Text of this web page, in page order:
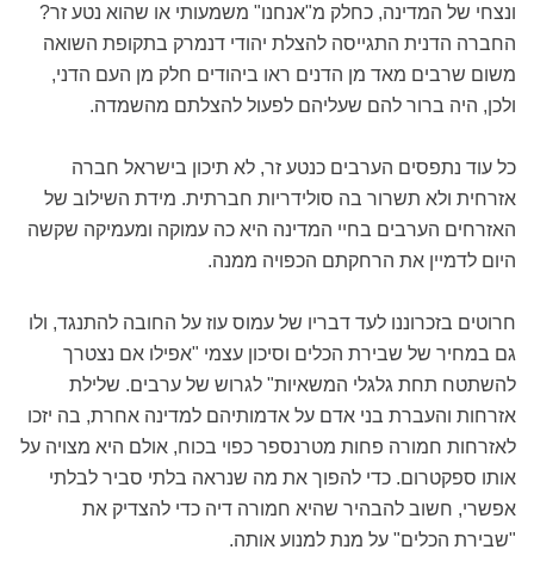
ונצחי של המדינה, כחלק מ"אנחנו" משמעותי או שהוא נטע זר?
החברה הדנית התגייסה להצלת יהודי דנמרק בתקופת השואה
משום שרבים מאד מן הדנים ראו ביהודים חלק מן העם הדני,
ולכן, היה ברור להם שעליהם לפעול להצלתם מהשמדה.
כל עוד נתפסים הערבים כנטע זר, לא תיכון בישראל חברה
אזרחית ולא תשרור בה סולידריות חברתית. מידת השילוב של
האזרחים הערבים בחיי המדינה היא כה עמוקה ומעמיקה שקשה
היום לדמיין את הרחקתם הכפויה ממנה.
חרוטים בזכרוננו לעד דבריו של עמוס עוז על החובה להתנגד, ולו
גם במחיר של שבירת הכלים וסיכון עצמי "אפילו אם נצטרך
להשתטח תחת גלגלי המשאיות" לגרוש של ערבים. שלילת
אזרחות והעברת בני אדם על אדמותיהם למדינה אחרת, בה יזכו
לאזרחות חמורה פחות מטרנספר כפוי בכוח, אולם היא מצויה על
אותו ספקטרום. כדי להפוך את מה שנראה בלתי סביר לבלתי
אפשרי, חשוב להבהיר שהיא חמורה דיה כדי להצדיק את
"שבירת הכלים" על מנת למנוע אותה.